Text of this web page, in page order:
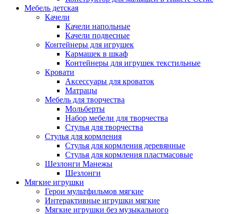
Мебель детская
Качели
Качели напольные
Качели подвесные
Контейнеры для игрушек
Кармашек в шкаф
Контейнеры для игрушек текстильные
Кровати
Аксессуары для кроваток
Матрацы
Мебель для творчества
Мольберты
Набор мебели для творчества
Стулья для творчества
Стулья для кормления
Стулья для кормления деревянные
Стулья для кормления пластмасовые
Шезлонги Манежы
Шезлонги
Мягкие игрушки
Герои мультфильмов мягкие
Интерактивные игрушки мягкие
Мягкие игрушки без музыкального